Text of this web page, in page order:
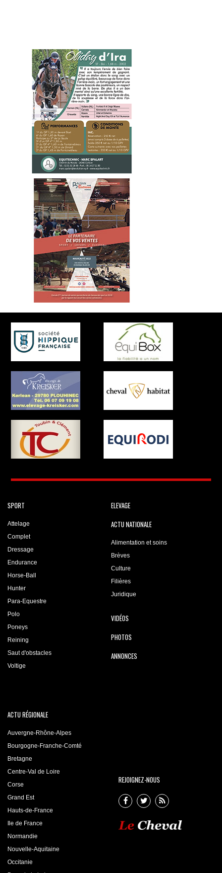
SPORT
Attelage
Complet
Dressage
Endurance
Horse-Ball
Hunter
Para-Equestre
Polo
Poneys
Reining
Saut d'obstacles
Voltige
ELEVAGE
ACTU NATIONALE
Alimentation et soins
Brèves
Culture
Filières
Juridique
VIDÉOS
PHOTOS
ANNONCES
ACTU RÉGIONALE
Auvergne-Rhône-Alpes
Bourgogne-Franche-Comté
Bretagne
Centre-Val de Loire
Corse
Grand Est
Hauts-de-France
Ile de France
Normandie
Nouvelle-Aquitaine
Occitanie
REJOIGNEZ-NOUS